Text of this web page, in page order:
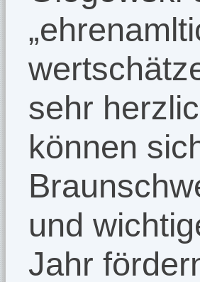
sehr
können
und
Jahr